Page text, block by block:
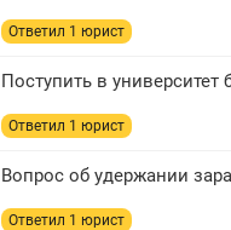
Ответил 1 юрист
Поступить в университет
Ответил 1 юрист
Вопрос об удержании
Ответил 1 юрист